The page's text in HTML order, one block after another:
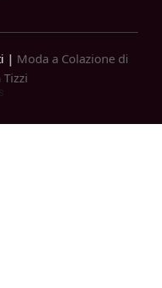
| Moda a Colazione di